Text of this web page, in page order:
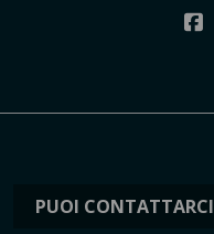
PUOI CONTATTARCI